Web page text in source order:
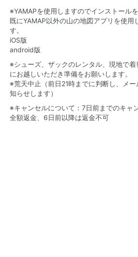
※YAMAPを使用しますのでインストールを
既にYAMAP以外の山の地図アプリを使用
す。
iOS版
android版
※シューズ、ザックのレンタル、現地で
にお越しいただき準備をお願いします。
※荒天中止（前日21時までに判断し、メ
知らせします）
※キャンセルについて：7日前までのキャ
全額返金、6日前以降は返金不可